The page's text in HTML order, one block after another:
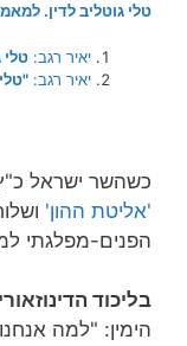
טלי גוטליב לדין.
יאיר רגב: טלי
יאיר רגב:
כשהשר ישראל
'אליטת ההון'
הפנים-מפלגתי
בליכוד
הימין: "למה